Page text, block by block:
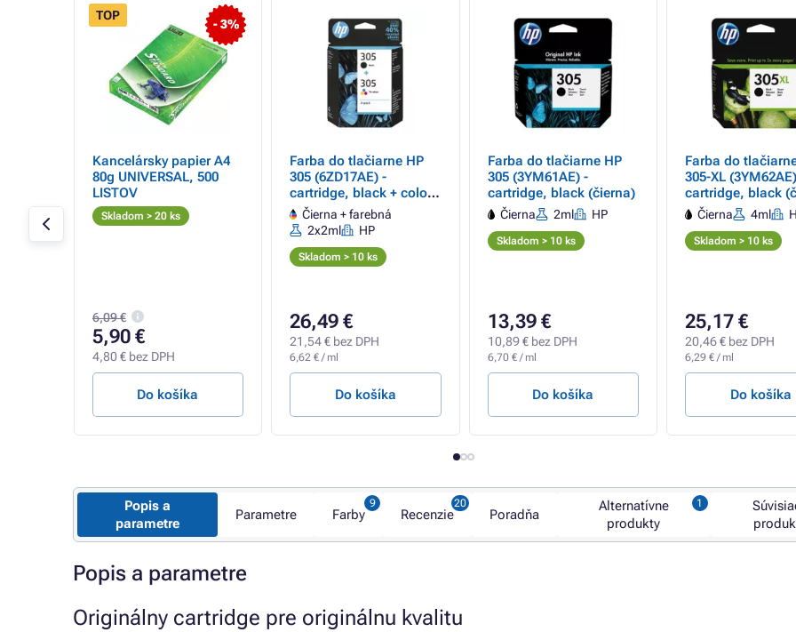
- 3%
TOP
Kancelársky papier A4
80g UNIVERSAL, 500
LISTOV
Skladom > 20 ks
6,09 €
5,90 €
4,80 € bez DPH
Do košíka
Farba do tlačiarne HP
305 (6ZD17AE) -
cartridge, black + color
(čierna + farebná)
Čierna + farebná
2x2ml
HP
Skladom > 10 ks
26,49 €
21,54 € bez DPH
6,62 € / ml
Do košíka
Farba do tlačiarne HP
305 (3YM61AE) -
cartridge, black (čierna)
Čierna 2ml HP
Skladom > 10 ks
13,39 €
10,89 € bez DPH
6,70 € / ml
Do košíka
Farba do
305-XL
cartridge, black
Čierna 4ml
Skladom > 10 ks
25,17 €
20,46 € bez DPH
6,29 € / ml
Do košíka
Popis a
parametre
Parametre Farby Recenzie Poradňa
Alternatívne
produkty
Popis a parametre
Originálny cartridge pre originálnu kvalitu